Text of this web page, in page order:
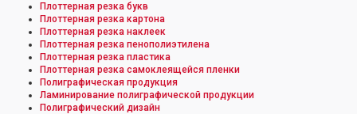
Плоттерная резка букв
Плоттерная резка картона
Плоттерная резка наклеек
Плоттерная резка пенополиэтилена
Плоттерная резка пластика
Плоттерная резка самоклеящейся пленки
Полиграфическая продукция
Ламинирование полиграфической продукции
Полиграфический дизайн